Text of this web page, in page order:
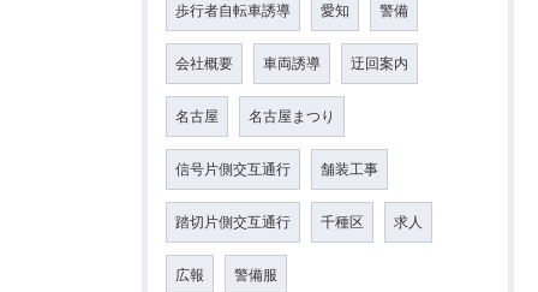
歩行者自転車誘導 愛知 警備
会社概要 車両誘導 迂回案内
名古屋 名古屋まつり
信号片側交互通行 舗装工事
踏切片側交互通行 千種区 求人
広報 警備服